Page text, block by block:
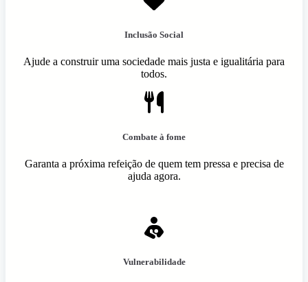
Inclusão Social
Ajude a construir uma sociedade mais justa e igualitária para
todos.
Combate à fome
Garanta a próxima refeição de quem tem pressa e precisa de
ajuda agora.
Vulnerabilidade